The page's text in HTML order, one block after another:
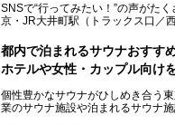
本記事では、そもそもこれらがどん
いおしゃれな名店15選を、おすす
します。
SNSで“行ってみたい！”の声がた
京・JR大井町駅（トラックス口／
ツァ大井町トラックス」がニュー
ポ―トします。
都内で泊まれるサウナおすす
ホテルや女性・カップル向け
個性豊かなサウナがひしめき合う
業のサウナ施設や泊まれるサウナ